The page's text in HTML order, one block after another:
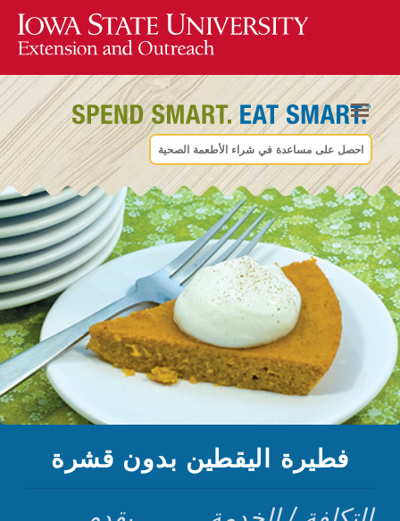
احصل على مساعدة في شراء الأطعمة الصحية
فطيرة اليقطين بدون قشرة